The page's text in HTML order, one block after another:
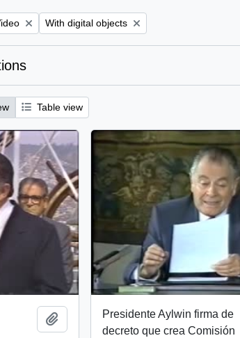
filter:Remove filter:
With digital objects
Table view
Add to clipboardPresidente Aylwin firma de
decreto que crea Comisión